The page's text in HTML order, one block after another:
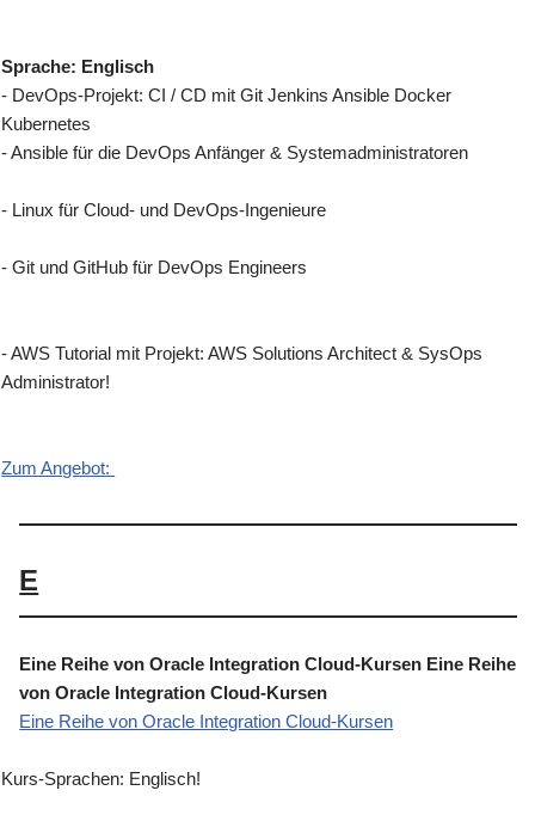
Sprache: Englisch
- DevOps-Projekt: CI / CD mit Git Jenkins Ansible Docker
Kubernetes
- Ansible für die DevOps Anfänger & Systemadministratoren
- Linux für Cloud- und DevOps-Ingenieure
- Git und GitHub für DevOps Engineers
- AWS Tutorial mit Projekt: AWS Solutions Architect & SysOps
Administrator!
Zum Angebot:
E
Eine Reihe von Oracle Integration Cloud-Kursen Eine Reihe
von Oracle Integration Cloud-Kursen
Eine Reihe von Oracle Integration Cloud-Kursen
Kurs-Sprachen: Englisch!